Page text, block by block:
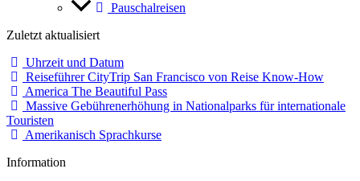
Pauschalreisen
Zuletzt aktualisiert
Uhrzeit und Datum
Reiseführer CityTrip San Francisco von Reise Know-How
America The Beautiful Pass
Massive Gebührenerhöhung in Nationalparks für internationale
Touristen
Amerikanisch Sprachkurse
Information